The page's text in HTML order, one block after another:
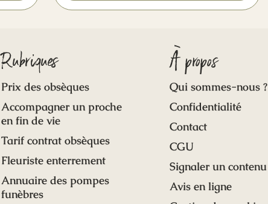
Rubriques
Prix des obsèques
Accompagner un proche
en fin de vie
Tarif contrat obsèques
Fleuriste enterrement
Annuaire des pompes
funèbres
À propos
Qui sommes-nous ?
Confidentialité
Contact
CGU
Signaler un contenu
Avis en ligne